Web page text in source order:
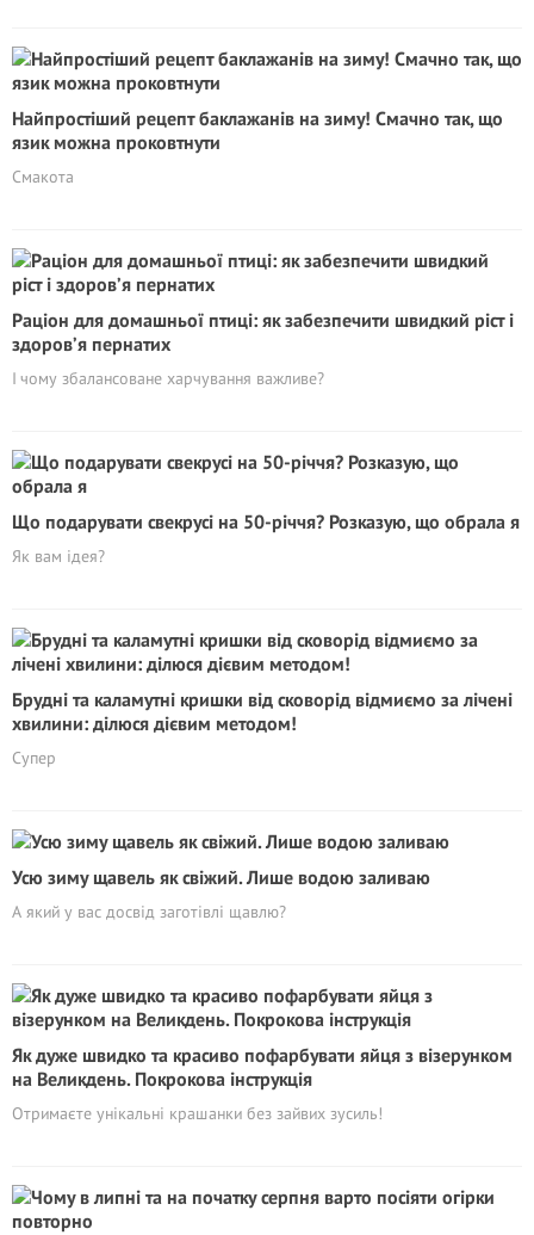
Найпростіший рецепт баклажанів на зиму! Смачно так, що
язик можна проковтнути
Смакота
Раціон для домашньої птиці: як забезпечити швидкий ріст і
здоров’я пернатих
І чому збалансоване харчування важливе?
Що подарувати свекрусі на 50-річчя? Розказую, що обрала я
Як вам ідея?
Брудні та каламутні кришки від сковорід відмиємо за лічені
хвилини: ділюся дієвим методом!
Супер
Усю зиму щавель як свіжий. Лише водою заливаю
А який у вас досвід заготівлі щавлю?
Як дуже швидко та красиво пофарбувати яйця з візерунком
на Великдень. Покрокова інструкція
Отримаєте унікальні крашанки без зайвих зусиль!